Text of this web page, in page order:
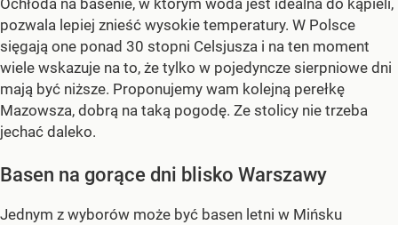
pozwala lepiej znieść wysokie temperatury. W Polsce
sięgają one ponad 30 stopni Celsjusza i na ten moment
wiele wskazuje na to, że tylko w pojedyncze sierpniowe dni
mają być niższe. Proponujemy wam kolejną perełkę
Mazowsza, dobrą na taką pogodę. Ze stolicy nie trzeba
jechać daleko.
Basen na gorące dni blisko Warszawy
Jednym z wyborów może być basen letni w Mińsku